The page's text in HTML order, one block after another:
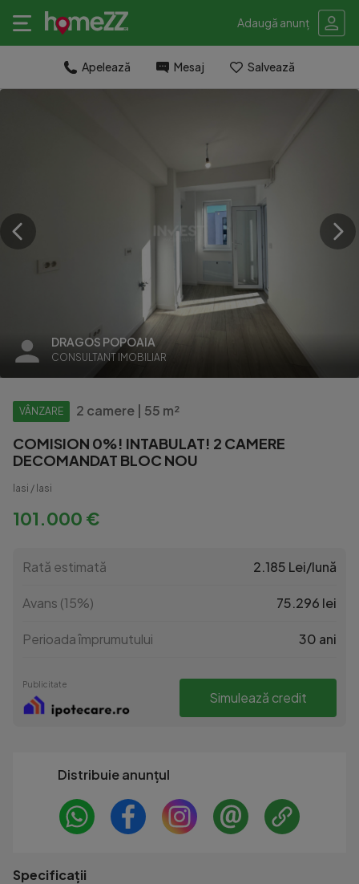
Adaugă anunț
Apelează Mesaj Salvează
DRAGOS POPOAIA
CONSULTANT IMOBILIAR
VÂNZARE 2 camere | 55 m²
COMISION 0%! INTABULAT! 2 CAMERE
DECOMANDAT BLOC NOU
Iasi / Iasi
101.000 €
Rată estimată 2.185 Lei/lună
Avans (15%) 75.296 lei
Perioada împrumutului 30 ani
Publicitate
Simulează credit
Distribuie anunțul
Specificații